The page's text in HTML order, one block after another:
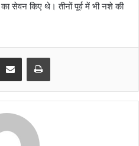
सेवन किए थे। तीनों पूर्व में भी नशे की